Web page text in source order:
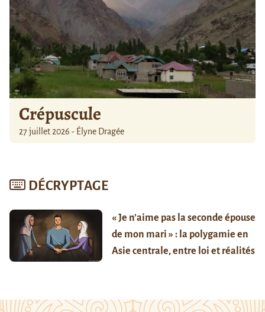
Crépuscule
27 juillet 2026 - Élyne Dragée
DÉCRYPTAGE
« Je n’aime pas la seconde épouse
de mon mari » : la polygamie en
Asie centrale, entre loi et réalités